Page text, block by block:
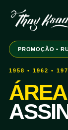
PROMOÇÃO •
1958 • 1962 •